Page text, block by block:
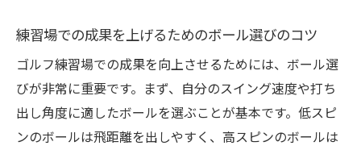
練習場での成果を上げるためのボール選びのコツ
ゴルフ練習場での成果を向上させるためには、ボール選
びが非常に重要です。まず、自分のスイング速度や打ち
出し角度に適したボールを選ぶことが基本です。低スピ
ンのボールは飛距離を出しやすく、高スピンのボールは